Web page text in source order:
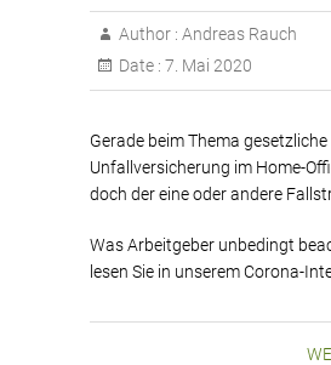
Author : Andreas Rauch
Date : 7. Mai 2020
Gerade beim Thema gesetzliche
Unfallversicherung im Home-
doch der eine oder andere
Was Arbeitgeber unbedingt
lesen Sie in unserem Corona-